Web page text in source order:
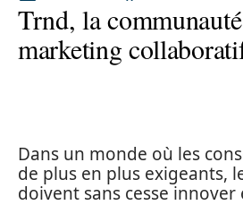
Trnd, la
marketing
Dans un monde où les
de plus en plus exigeants,
doivent sans cesse